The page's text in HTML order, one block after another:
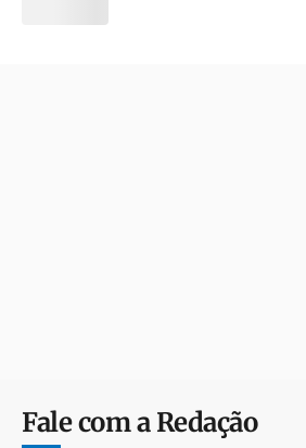
Fale com a Redação